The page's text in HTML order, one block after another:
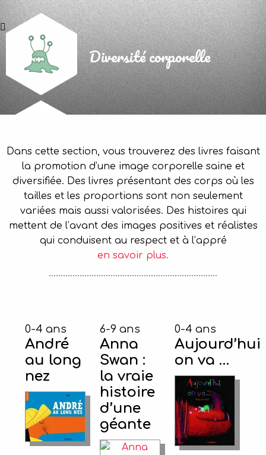
Diversité corporelle
Dans cette section, vous trouverez des livres faisant
la promotion d’une image corporelle saine et
diversifiée. Des livres présentant des corps où les
tailles et les proportions sont non seulement
variées mais aussi valorisées. Des histoires qui
mettent de l’avant des images positives et réalistes
qui conduisent au respect et à l’appré
en savoir plus.
0-4 ans
André
au long
nez
6-9 ans
Anna
Swan :
la vraie
histoire
d’une
géante
0-4 ans
Aujourd’hui
on va …